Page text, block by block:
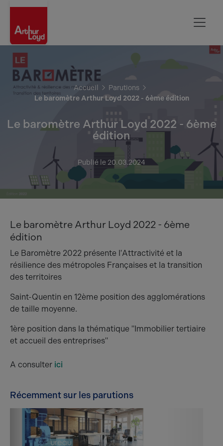
Accueil
Parutions
Le baromètre Arthur Loyd 2022 - 6ème édition
Le baromètre Arthur Loyd 2022 - 6ème
édition
Publié le 20.03.2024
Le baromètre Arthur Loyd 2022 - 6ème
édition
Le Baromètre 2022 présente l'Attractivité et la
résilience des métropoles Françaises et la transition
des territoires
Saint-Quentin en 12ème position des agglomérations
de taille moyenne.
1ère position dans la thématique "Immobilier tertiaire
et accueil des entreprises"
A consulter ici
Récemment sur les parutions